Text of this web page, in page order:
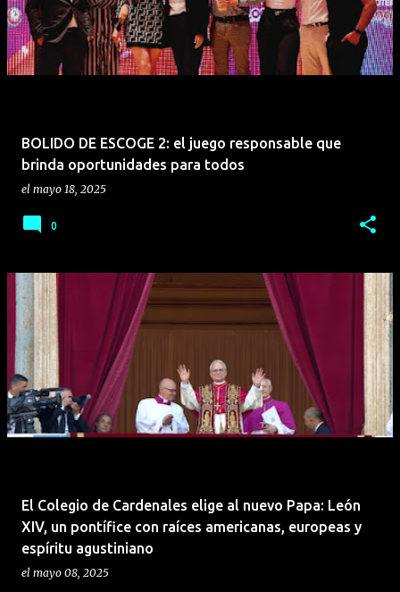
BOLIDO DE ESCOGE 2: el juego responsable que
brinda oportunidades para todos
el mayo 18, 2025
0
El Colegio de Cardenales elige al nuevo Papa: León
XIV, un pontífice con raíces americanas, europeas y
espíritu agustiniano
el mayo 08, 2025